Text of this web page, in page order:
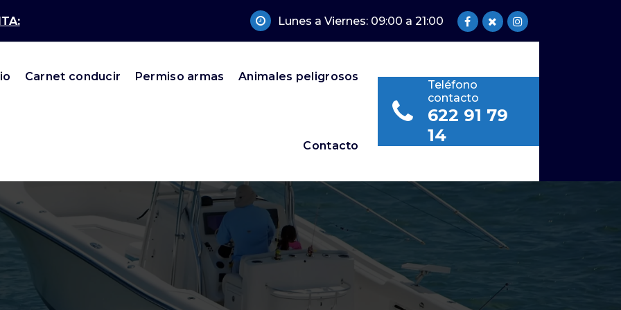
Lunes a Viernes: 09:00 a 21:00
Carnet conducir Permiso armas Animales peligrosos
Contacto
Teléfono
contacto
622 91 79
14